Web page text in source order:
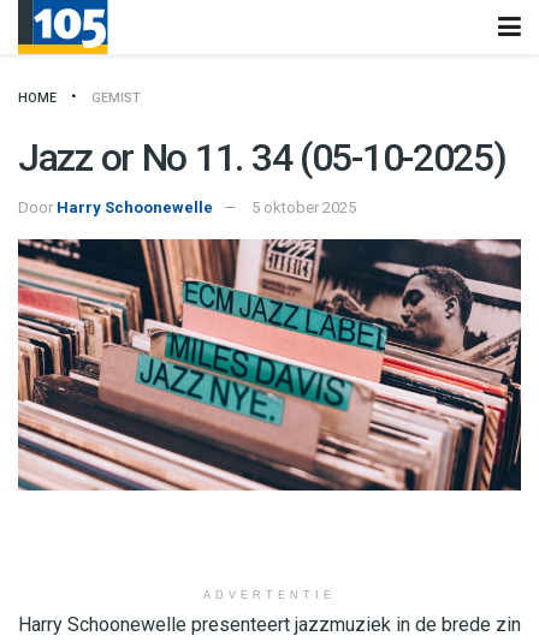
HOME GEMIST
Jazz or No 11. 34 (05-10-2025)
Door Harry Schoonewelle 5 oktober 2025
ADVERTENTIE
Harry Schoonewelle presenteert jazzmuziek in de brede zin